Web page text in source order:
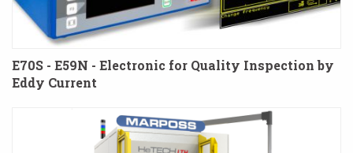
E70S - E59N - Electronic for Quality Inspection by
Eddy Current